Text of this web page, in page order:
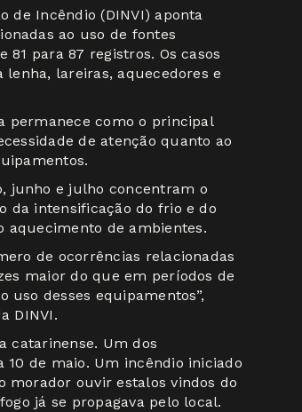
de Incêndio (DINVI) aponta
ao uso de fontes
81 para 87 registros. Os casos
lenha, lareiras, aquecedores e
permanece como o principal
de atenção quanto ao
junho e julho concentram o
da intensificação do frio e do
aquecimento de ambientes.
de ocorrências relacionadas
maior do que em períodos de
desses equipamentos”,
DINVI.
catarinense. Um dos
de maio. Um incêndio iniciado
morador ouvir estalos vindos do
já se propagava pelo local.